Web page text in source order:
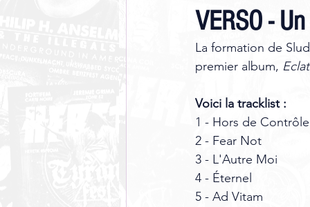
VERSO -
La formation de
premier album,
Voici la tracklist :
1 - Hors de Contrôle
2 - Fear Not
3 - L'Autre Moi
4 - Éternel
5 - Ad Vitam